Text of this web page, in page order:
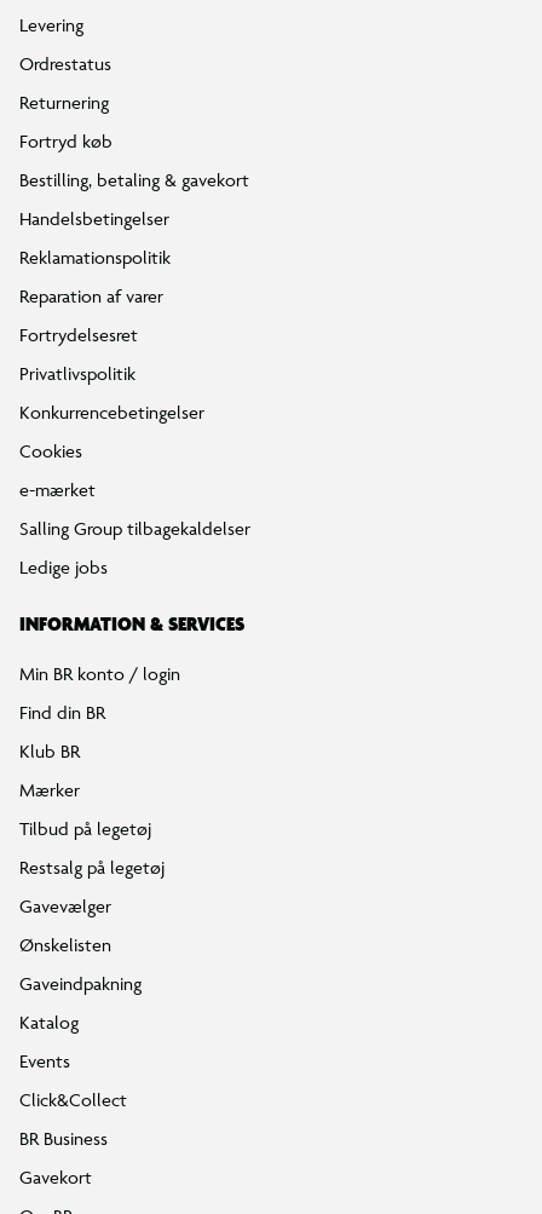
Levering
Ordrestatus
Returnering
Fortryd køb
Bestilling, betaling & gavekort
Handelsbetingelser
Reklamationspolitik
Reparation af varer
Fortrydelsesret
Privatlivspolitik
Konkurrencebetingelser
Cookies
e-mærket
Salling Group tilbagekaldelser
Ledige jobs
INFORMATION & SERVICES
Min BR konto / login
Find din BR
Klub BR
Mærker
Tilbud på legetøj
Restsalg på legetøj
Gavevælger
Ønskelisten
Gaveindpakning
Katalog
Events
Click&Collect
BR Business
Gavekort